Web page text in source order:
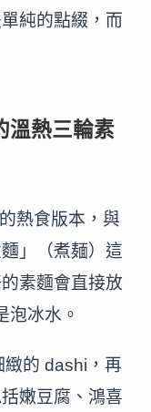
純的點綴，而
溫熱三輪素
熱食版本，與
」（煮麺）這
素麵會直接放
泡冰水。
的 dashi，再
嫩豆腐、鴻喜